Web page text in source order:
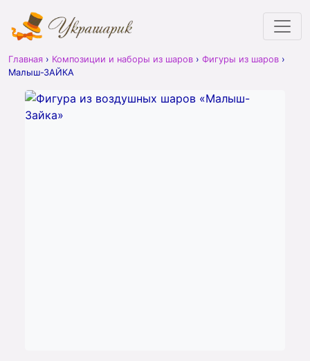
Главная › Композиции и наборы из шаров › Фигуры из шаров ›
Малыш-ЗАЙКА